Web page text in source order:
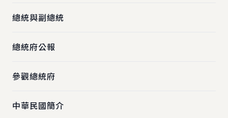
總統與副總統
總統府公報
參觀總統府
中華民國簡介